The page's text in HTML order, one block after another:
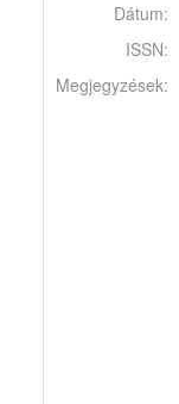
Dátum:
ISSN:
Megjegyzések: